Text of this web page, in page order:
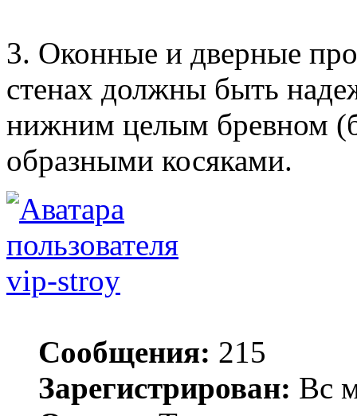
3. Оконные и дверные
стенах должны быть
нижним целым бревном
образными косяками.
vip-stroy
Сообщения: 215
Зарегистрирован: Вс